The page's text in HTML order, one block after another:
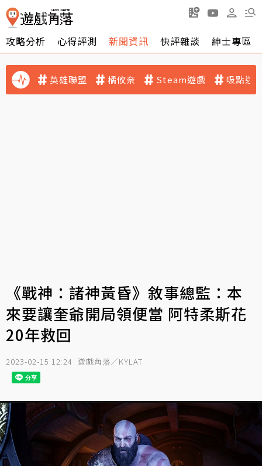
攻略分析 心得評測 新聞資訊 快評雜談 紳士專區
英雄聯盟 橘攸奈 Steam遊戲 吸點迷
《戰神：諸神黃昏》敘事總監：本
來要讓奎爺開局領便當 阿特柔斯花
20年救回
2023-02-15 12:24 遊戲角落／KYLAT